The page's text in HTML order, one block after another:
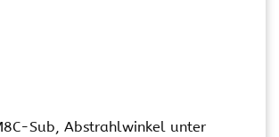
Sub, Abstrahlwinkel unter